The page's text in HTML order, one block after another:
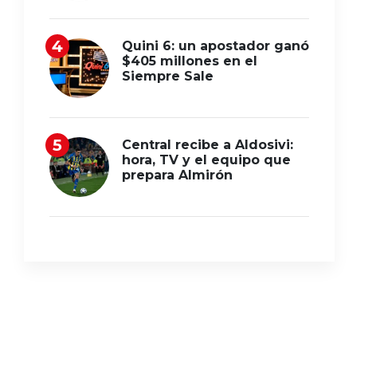
Quini 6: un apostador ganó
$405 millones en el
Siempre Sale
Central recibe a Aldosivi:
hora, TV y el equipo que
prepara Almirón